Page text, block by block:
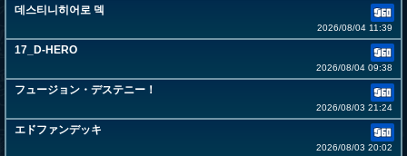
데스티니히어로 덱
2026/08/04 11:39
17_D-HERO
2026/08/04 09:38
フュージョン・デステニー！
2026/08/03 21:24
エドファンデッキ
2026/08/03 20:02